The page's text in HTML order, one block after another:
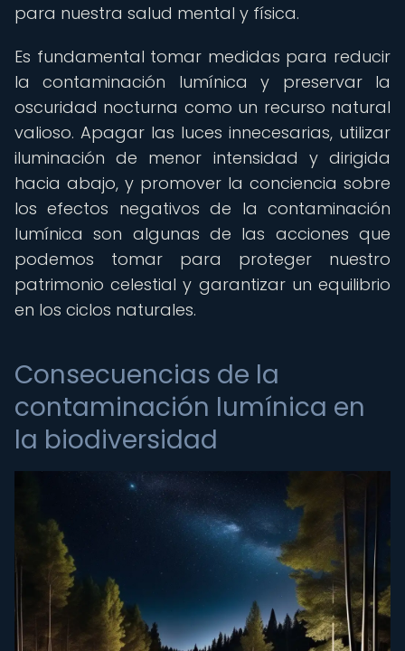
para nuestra salud mental y física.
Es fundamental tomar medidas para reducir
la contaminación lumínica y preservar la
oscuridad nocturna como un recurso natural
valioso. Apagar las luces innecesarias, utilizar
iluminación de menor intensidad y dirigida
hacia abajo, y promover la conciencia sobre
los efectos negativos de la contaminación
lumínica son algunas de las acciones que
podemos tomar para proteger nuestro
patrimonio celestial y garantizar un equilibrio
en los ciclos naturales.
Consecuencias de la
contaminación lumínica en
la biodiversidad